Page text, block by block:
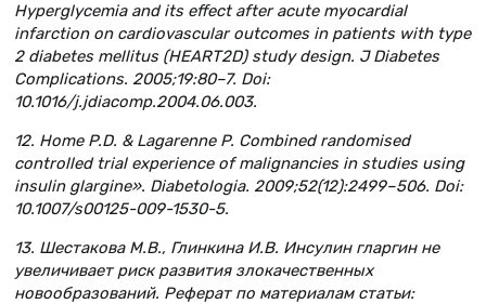
Hyperglycemia and its effect after acute myocardial
infarction on cardiovascular outcomes in patients with type
2 diabetes mellitus (HEART2D) study design. J Diabetes
Complications. 2005;19:80–7. Doi:
10.1016/j.jdiacomp.2004.06.003.
12. Home P.D. & Lagarenne P. Combined randomised
controlled trial experience of malignancies in studies using
insulin glargine». Diabetologia. 2009;52(12):2499–506. Doi:
10.1007/s00125-009-1530-5.
13. Шестакова М.В., Глинкина И.В. Инсулин гларгин не
увеличивает риск развития злокачественных
новообразований. Реферат по материалам статьи: